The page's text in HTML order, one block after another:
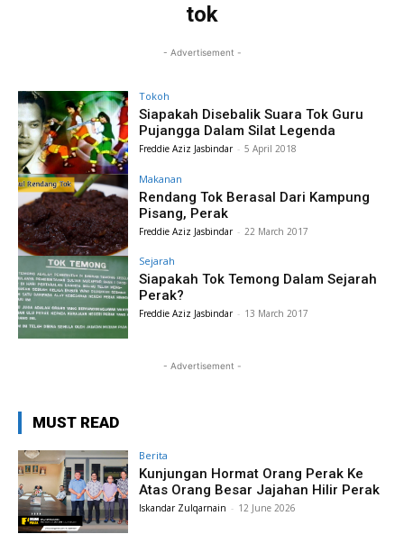
tok
- Advertisement -
Tokoh
Siapakah Disebalik Suara Tok Guru
Pujangga Dalam Silat Legenda
Freddie Aziz Jasbindar - 5 April 2018
Makanan
Rendang Tok Berasal Dari Kampung
Pisang, Perak
Freddie Aziz Jasbindar - 22 March 2017
Sejarah
Siapakah Tok Temong Dalam Sejarah
Perak?
Freddie Aziz Jasbindar - 13 March 2017
- Advertisement -
MUST READ
Berita
Kunjungan Hormat Orang Perak Ke
Atas Orang Besar Jajahan Hilir Perak
Iskandar Zulqarnain - 12 June 2026